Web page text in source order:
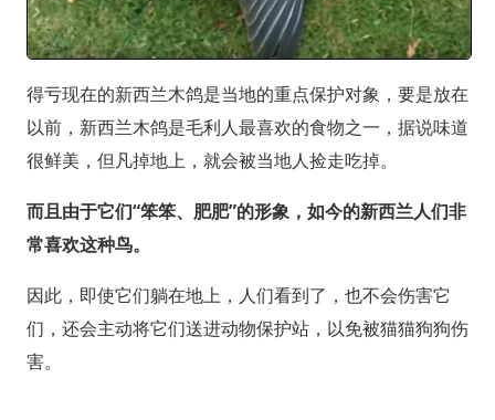
得亏现在的新西兰木鸽是当地的重点保护对象，要是放在
以前，新西兰木鸽是毛利人最喜欢的食物之一，据说味道
很鲜美，但凡掉地上，就会被当地人捡走吃掉。
而且由于它们“笨笨、肥肥”的形象，如今的新西兰人们非
常喜欢这种鸟。
因此，即使它们躺在地上，人们看到了，也不会伤害它
们，还会主动将它们送进动物保护站，以免被猫猫狗狗伤
害。